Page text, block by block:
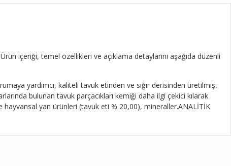
içeriği, temel özellikleri ve açıklama detaylarını aşağıda düzenli
yardımcı, kaliteli tavuk etinden ve sığır derisinden üretilmiş,
bulunan tavuk parçacıkları kemiği daha ilgi çekici kılarak
hayvansal yan ürünleri (tavuk eti % 20,00), mineraller.ANALİTİK